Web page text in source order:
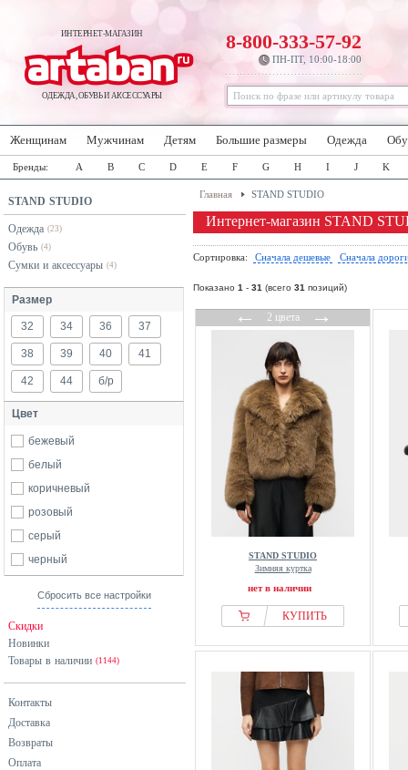
ИНТЕРНЕТ-МАГАЗИН
ОДЕЖДА, ОБУВЬ И АКСЕССУАРЫ
8-800-333-57-92
ПН-ПТ, 10:00-18:00
Женщинам Мужчинам Детям Большие размеры Одежда
Бренды: A B C D E F G H I J K
STAND STUDIO
Одежда (23)
Обувь (4)
Сумки и аксессуары (4)
Размер
32 34 36 37
38 39 40 41
42 44 б/р
Цвет
бежевый
белый
коричневый
розовый
серый
черный
Сбросить все настройки
Скидки
Новинки
Товары в наличии (1144)
Контакты
Доставка
Возвраты
Оплата
Главная STAND STUDIO
Интернет-магазин STAND
Сортировка: Сначала дешевые Сначала
Показано 1 - 31 (всего 31 позиций)
←2 цвета→
STAND STUDIO
Зимняя куртка
нет в наличии
КУПИТЬ